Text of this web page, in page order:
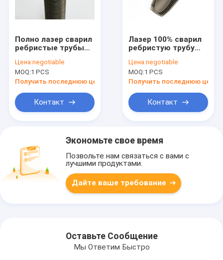
Полно лазер сварил
ребристые трубы
отработанного
тепла в
конденсируя
Цена:negotiable
MOQ:1 PCS
Получить последнюю цену
Контакт
Лазер 100% сварил
ребристую трубу
стали для условия
способствующих
коррозий
Цена:negotiable
MOQ:1 PCS
Получить последнюю цену
Контакт
Экономьте свое время
Позвольте нам связаться с вами с
лучшими продуктами.
Дайте ваше требование
Оставьте Сообщение
Мы Ответим Быстро